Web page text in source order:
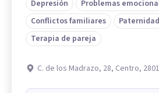
Depresión
Problemas
Conflictos familiares
Paternidad
Terapia de pareja
C. de los Madrazo, 28, Centro,